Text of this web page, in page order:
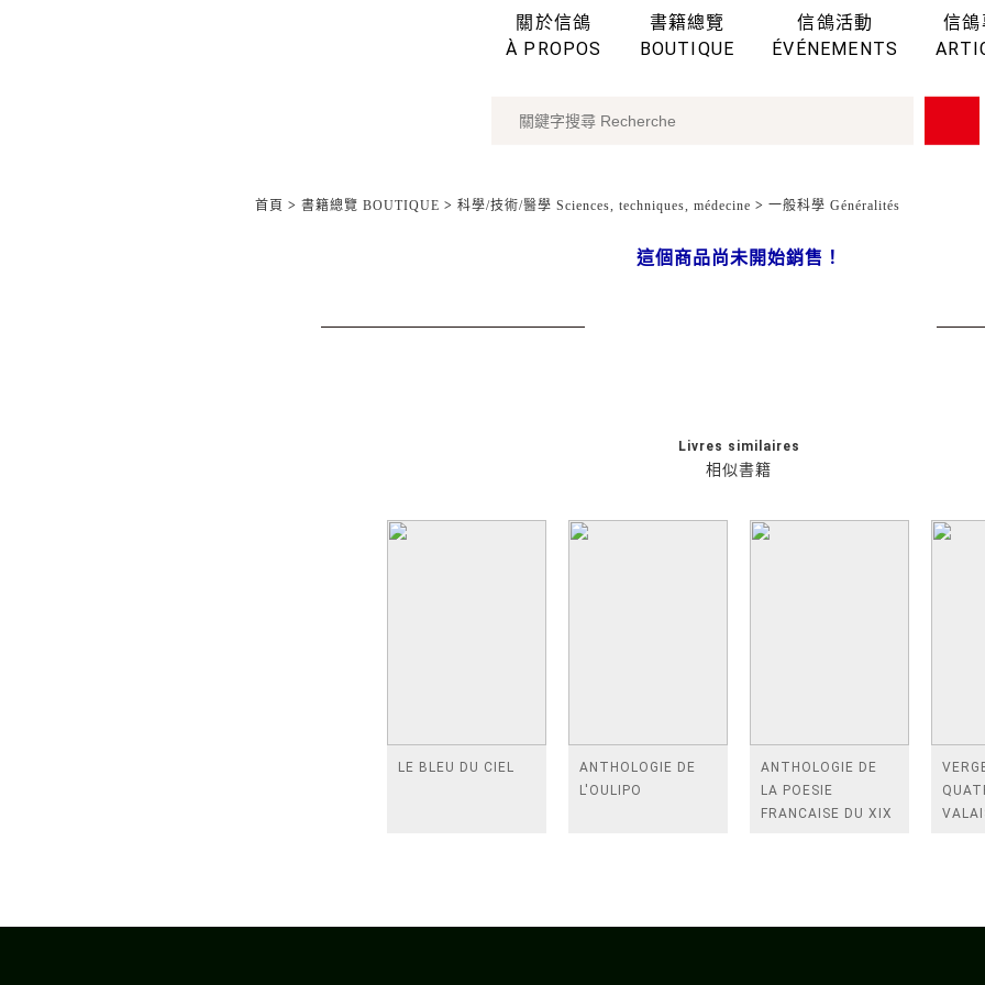
關於信鴿
À PROPOS
書籍總覽
BOUTIQUE
信鴿活動
ÉVÉNEMENTS
信鴿
首頁 > 書籍總覽 BOUTIQUE > 科學/技術/醫學 Sciences, techniques, médecine > 一般科學 Généralités
這個商品尚未開始銷售！
相似書籍
Livres similaires
LE BLEU DU CIEL
ANTHOLOGIE DE
L'OULIPO
ANTHOLOGIE DE
LA POESIE
FRANCAISE DU XIX